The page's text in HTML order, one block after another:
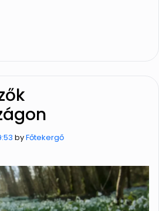
byFőtekergő